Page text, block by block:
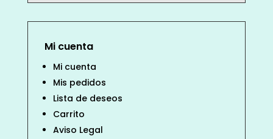
Mi cuenta
Mi cuenta
Mis pedidos
Lista de deseos
Carrito
Aviso Legal